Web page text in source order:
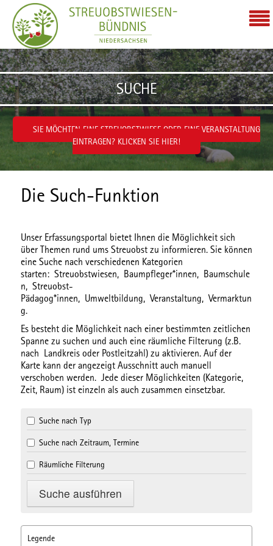
Zum Inhalt wechseln
SUCHE
SIE MÖCHTEN EINE STREUOBSTWIESE ODER EINE VERANSTALTUNG
EINTRAGEN? KLICKEN SIE HIER!
Die Such-Funktion
Unser Erfassungsportal bietet Ihnen die Möglichkeit sich
über Themen rund ums Streuobst zu informieren. Sie können
eine Suche nach verschiedenen Kategorien
starten: Streuobstwiesen, Baumpfleger*innen, Baumschule
n, Streuobst-
Pädagog*innen, Umweltbildung,Veranstaltung,Vermarktun
g.
Es besteht die Möglichkeit nach einer bestimmten zeitlichen
Spannezu suchen und auch eine räumliche Filterung (z.B.
nach Landkreis oder Postleitzahl) zu aktivieren. Auf der
Karte kann der angezeigt Ausschnitt auch manuell
verschoben werden. Jede dieser Möglichkeiten (Kategorie,
Zeit, Raum) ist einzeln als auch zusammen einsetzbar.
Suche nach Typ
Suche nach Zeitraum, Termine
Räumliche Filterung
Legende